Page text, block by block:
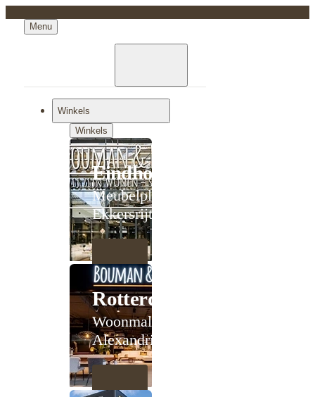
Menu
Winkels
Winkels
Eindhoven
Meubelplein
Ekkersrijt
Rotterdam
Woonmall
Alexandrium